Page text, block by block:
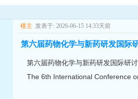
楼主 发表于: 2026-06-15 14:33天前
第六届药物化学与新药研发国际
第六届药物化学与新药研发国际研
The 6th International Conference